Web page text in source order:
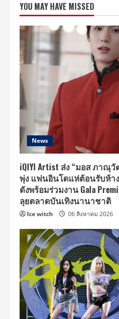
ไอคอน
สยาม
ผนึก
กำลัง
พันธมิตร
“สุข
สงกรานต์
มหา
กิจกรรม
–
17
เมษายน
2568
ณ
เมือง
สุข
สยาม
ชั้น
ไอคอน
สยาม
YOU MAY HAVE MISSED
News
iQIYI Artist ส่ง “มอส ภาณุ
พุ่ง แฟนอินโดแห่ต้อนรับห้า
ดังพร้อมร่วมงาน Gala
ลุยตลาดบันเทิงนานาชาติ
Ice witch 06 สิงหาคม 2026